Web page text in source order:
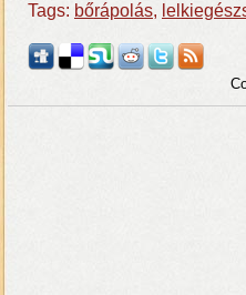
Tags: bőrápolás,